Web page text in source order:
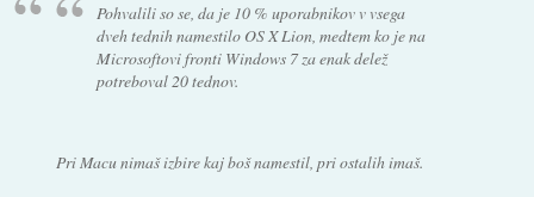
Pohvalili so se, da je 10 % uporabnikov v vsega
dveh tednih namestilo OS X Lion, medtem ko je na
Microsoftovi fronti Windows 7 za enak delež
potreboval 20 tednov.
Pri Macu nimaš izbire kaj boš namestil, pri ostalih imaš.